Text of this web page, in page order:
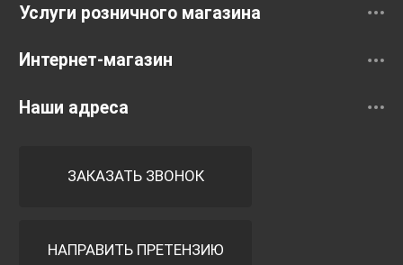
Услуги розничного магазина
Интернет-магазин
Наши адреса
ЗАКАЗАТЬ ЗВОНОК
НАПРАВИТЬ ПРЕТЕНЗИЮ